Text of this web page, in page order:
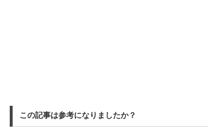
この記事は参考になりましたか？